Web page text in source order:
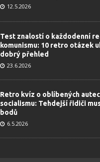
12.5.2026
Test znalostí o každodenní
komunismu: 10 retro otázek
dobrý přehled
23.6.2026
Retro kvíz o oblíbených
socialismu: Tehdejší řidiči
bodů
6.5.2026